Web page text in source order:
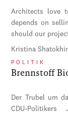
Architects love
depends on
should our
Kristina
POLITIK
Brennstoff
Der Trubel um
CDU-